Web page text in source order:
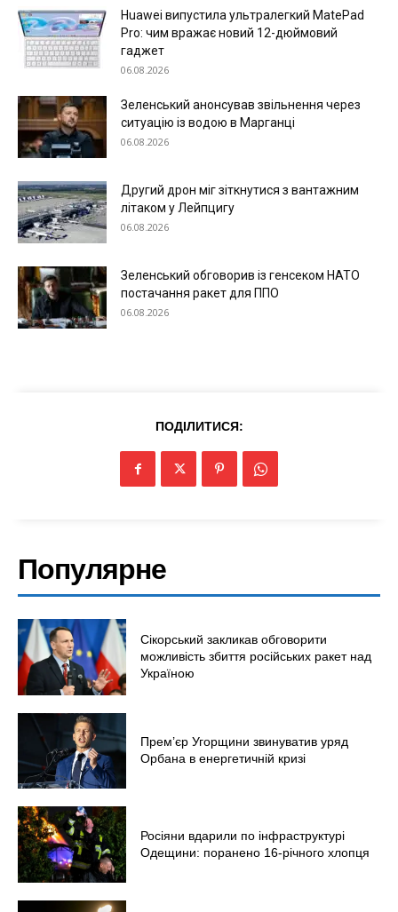
Меню
Київ
Україна
Економіка
Huawei випустила ультралегкий MatePad
Pro: чим вражає новий 12-дюймовий
гаджет
06.08.2026
Зеленський анонсував звільнення через
ситуацію із водою в Марганці
06.08.2026
Другий дрон міг зіткнутися з вантажним
літаком у Лейпцигу
06.08.2026
Зеленський обговорив із генсеком НАТО
постачання ракет для ППО
06.08.2026
ПОДІЛИТИСЯ:
Популярне
Сікорський закликав обговорити
можливість збиття російських ракет над
Україною
Прем’єр Угорщини звинуватив уряд
Орбана в енергетичній кризі
Росіяни вдарили по інфраструктурі
Одещини: поранено 16-річного хлопця